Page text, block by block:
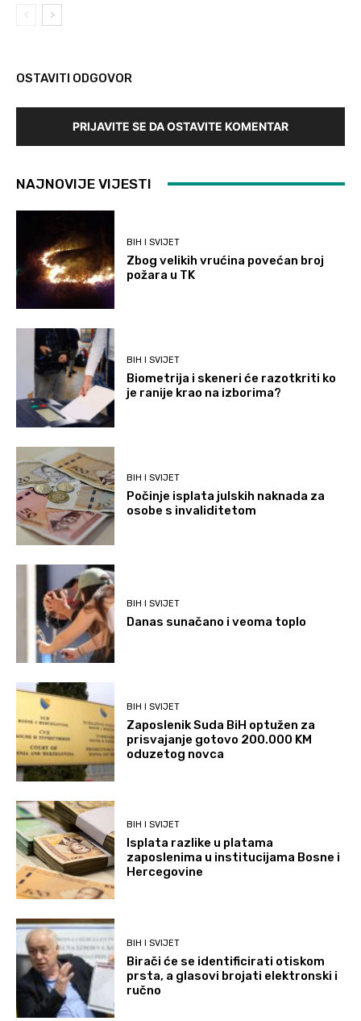
OSTAVITI ODGOVOR
PRIJAVITE SE DA OSTAVITE KOMENTAR
NAJNOVIJE VIJESTI
BIH I SVIJET
Zbog velikih vrućina povećan broj
požara u TK
BIH I SVIJET
Biometrija i skeneri će razotkriti ko
je ranije krao na izborima?
BIH I SVIJET
Počinje isplata julskih naknada za
osobe s invaliditetom
BIH I SVIJET
Danas sunačano i veoma toplo
BIH I SVIJET
Zaposlenik Suda BiH optužen za
prisvajanje gotovo 200.000 KM
oduzetog novca
BIH I SVIJET
Isplata razlike u platama
zaposlenima u institucijama Bosne i
Hercegovine
BIH I SVIJET
Birači će se identificirati otiskom
prsta, a glasovi brojati elektronski i
ručno